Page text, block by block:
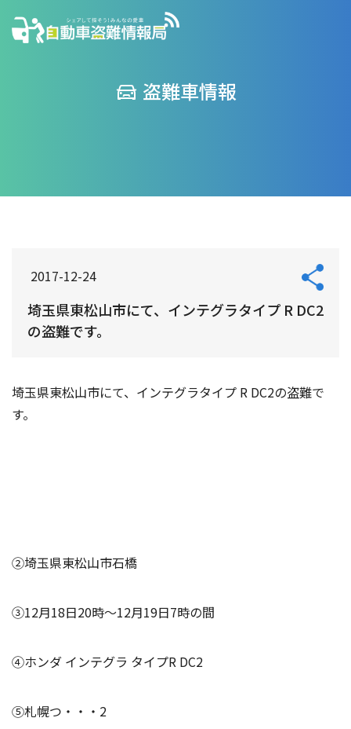
盗難車情報
2017-12-24
埼玉県東松山市にて、インテグラタイプ R DC2
の盗難です。
埼玉県東松山市にて、インテグラタイプ R DC2の盗難で
す。
②埼玉県東松山市石橋
③12月18日20時〜12月19日7時の間
④ホンダ インテグラ タイプR DC2
⑤札幌つ・・・2